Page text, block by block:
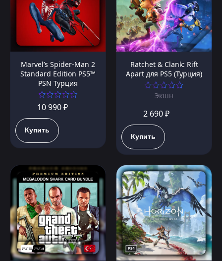
Marvel’s Spider-Man 2
Standard Edition PS5™
PSN Турция
10 990 ₽
Купить
Ratchet & Clank: Rift
Apart для PS5 (Турция)
Экшн
2 690 ₽
Купить